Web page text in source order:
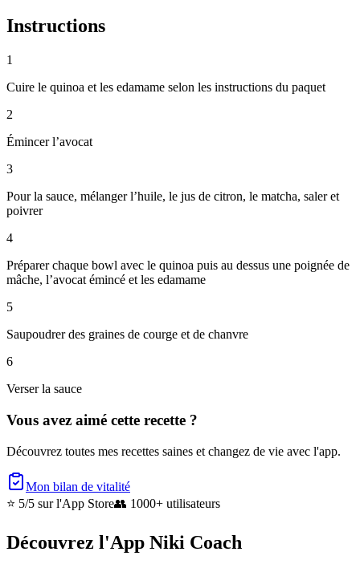
Instructions
1
Cuire le quinoa et les edamame selon les instructions du paquet
2
Émincer l’avocat
3
Pour la sauce, mélanger l’huile, le jus de citron, le matcha, saler et
poivrer
4
Préparer chaque bowl avec le quinoa puis au dessus une poignée de
mâche, l’avocat émincé et les edamame
5
Saupoudrer des graines de courge et de chanvre
6
Verser la sauce
Vous avez aimé cette recette ?
Découvrez toutes mes recettes saines et changez de vie avec l'app.
Mon bilan de vitalité
⭐ 5/5 sur l'App Store👥 1000+ utilisateurs
Découvrez l'App Niki Coach